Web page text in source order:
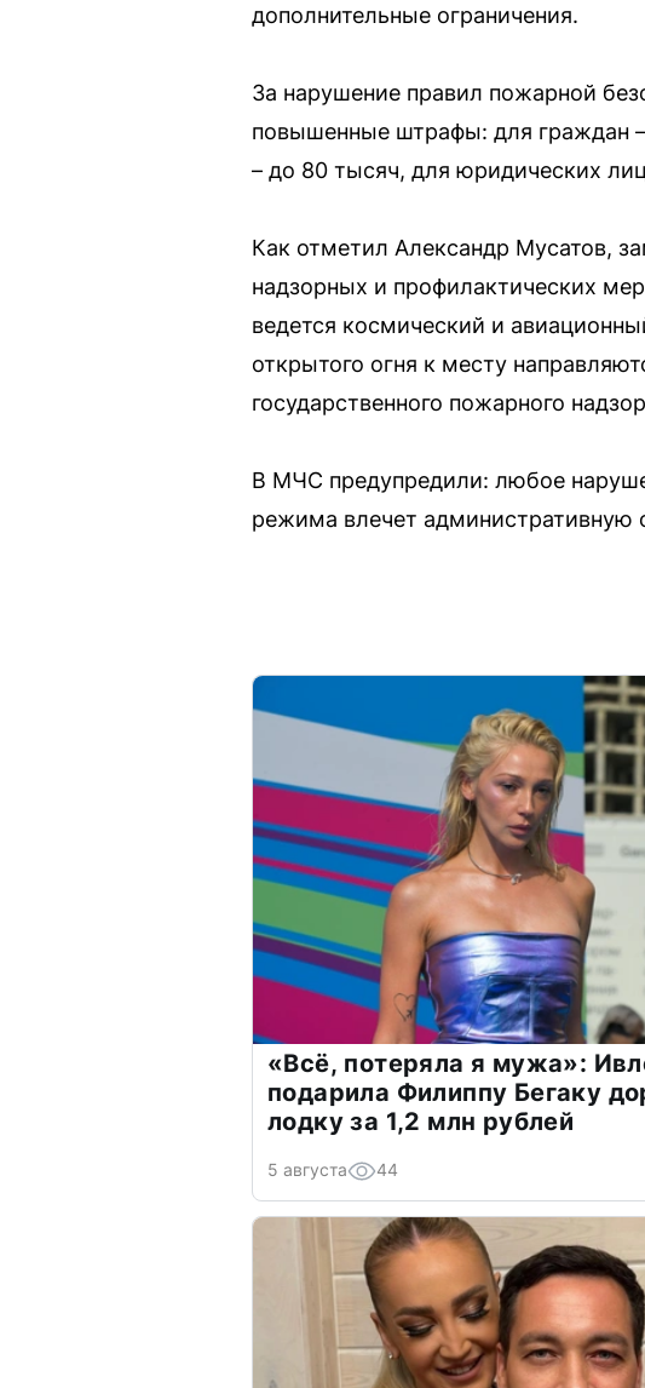
дополнительные ограничения.
За нарушение правил пожарной
повышенные штрафы: для граждан
– до 80 тысяч, для юридических
Как отметил Александр Мусатов,
надзорных и профилактических
ведется космический и
открытого огня к месту
государственного пожарного
В МЧС предупредили: любое
режима влечет административную
«Всё, потеряла я мужа»:
подарила Филиппу Бегаку
лодку за 1,2 млн рублей
5 августа 44